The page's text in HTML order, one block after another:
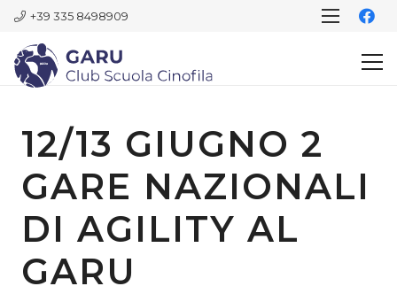
+39 335 8498909
12/13 GIUGNO 2
GARE NAZIONALI
DI AGILITY AL
GARU